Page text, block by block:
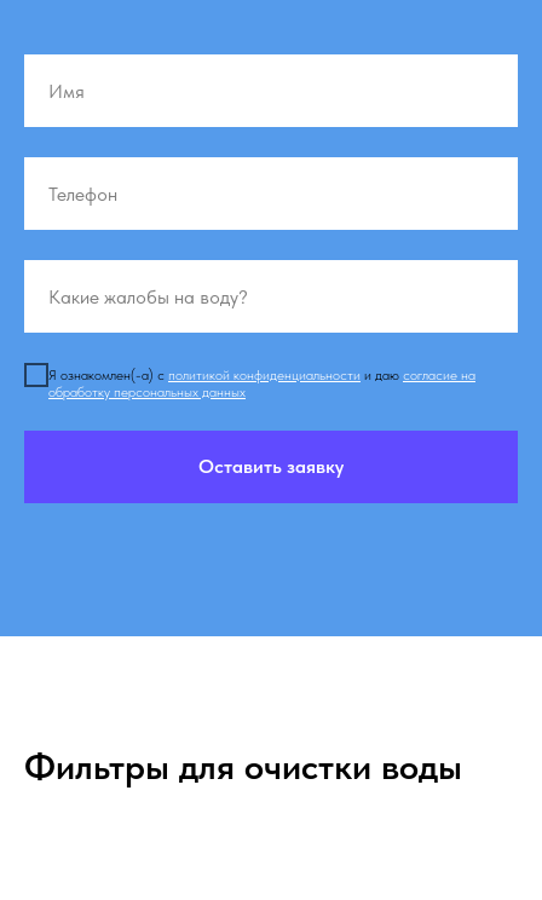
Я ознакомлен(-а) с политикой конфиденциальности и даю согласие на
обработку персональных данных
Оставить заявку
Фильтры для очистки воды